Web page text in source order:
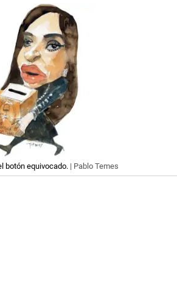
botón equivocado. | Pablo Temes